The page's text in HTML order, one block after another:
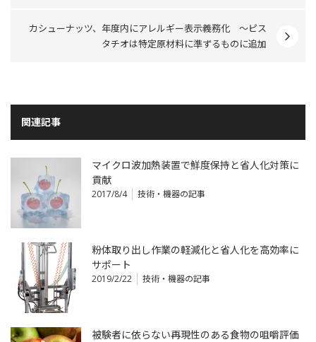
カシューナッツ、年度内にアレルギー表示義務化 ～ピス
タチオは特定原材料に準ずるものに追加
関連記事
マイクロ波加熱装置で鮮度保持と省人化対策に
貢献
2017/8/4 技術・機器の記事
粉体取り出し作業の軽減化と省人化を高効率に
サポート
2019/2/22 技術・機器の記事
被験者に依らない再現性のある食物の咀嚼評価